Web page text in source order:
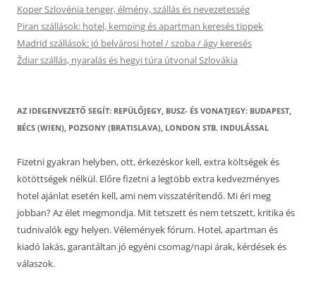
Koper Szlovénia tenger, élmény, szállás és nevezetesség
Piran szállások: hotel, kemping és apartman keresés tippek
Madrid szállások: jó belvárosi hotel / szoba / ágy keresés
Ždiar szállás, nyaralás és hegyi túra útvonal Szlovákia
AZ IDEGENVEZETŐ SEGÍT: REPÜLŐJEGY, BUSZ- ÉS VONATJEGY: BUDAPEST,
BÉCS (WIEN), POZSONY (BRATISLAVA), LONDON STB. INDULÁSSAL
Fizetni gyakran helyben, ott, érkezéskor kell, extra költségek és
kötöttségek nélkül. Előre fizetni a legtöbb extra kedvezményes
hotel ajánlat esetén kell, ami nem visszatérítendő. Mi éri meg
jobban? Az élet megmondja. Mit tetszett és nem tetszett, kritika és
tudnivalók egy helyen. Vélemények fórum. Hotel, apartman és
kiadó lakás, garantáltan jó egyéni csomag/napi árak, kérdések és
válaszok.